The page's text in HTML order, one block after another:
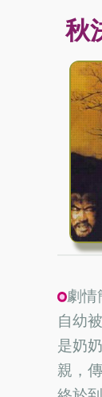
秋
劇情
自幼
是奶
親，